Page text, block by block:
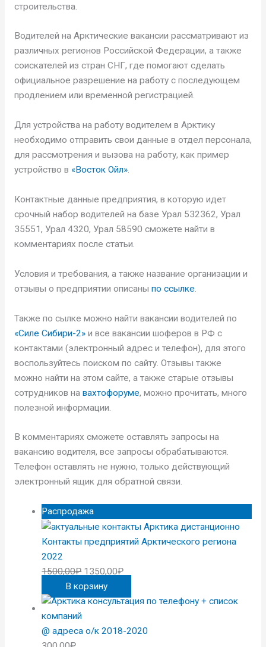
строительства.
Водителей на Арктические вакансии рассматривают из
различных регионов Российской Федерации, а также
соискателей из стран СНГ, где помогают сделать
официальное разрешение на работу с последующем
продлением или временной регистрацией.
Для устройства на работу водителем в Арктику
необходимо отправить свои данные в отдел персонала,
для рассмотрения и вызова на работу, как пример
устройство в «Восток Ойл».
Контактные данные предприятия, в которую идет
срочный набор водителей на базе Урал 532362, Урал
35551, Урал 4320, Урал 58590 сможете найти в
комментариях после статьи.
Условия и требования, а также название организации и
отзывы о предприятии описаны по ссылке.
Также по сылке можно найти вакансии водителей по
«Силе Сибири-2»и все вакансии шоферов в РФ с
контактами (электронный адрес и телефон), для этого
воспользуйтесь поиском по сайту. Отзывы также
можно найти на этом сайте, а также старые отзывы
сотрудников на вахтофоруме, можно прочитать, много
полезной информации.
В комментариях сможете оставлять запросы на
вакансию водителя, все запросы обрабатываются.
Телефон оставлять не нужно, только действующий
электронный ящик для обратной связи.
Распродажа
Контакты предприятий Арктического региона
2022
1500,00₽ 1350,00₽
В корзину
@ адреса о/к 2018-2020